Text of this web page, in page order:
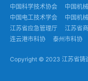
中国科学技术协会
中国机
中国电工技术学会
中国机
江苏省应急管理厅
江苏省
连云港市科协
泰州市科协
Copyright © 2023 江苏省铸